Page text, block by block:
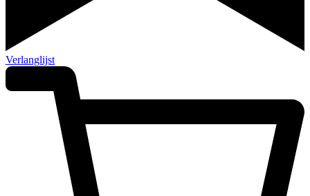
Verlanglijst